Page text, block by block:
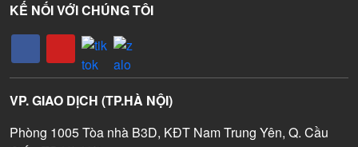
KẾ NỐI VỚI CHÚNG TÔI
VP. GIAO DỊCH (TP.HÀ NỘI)
Phòng 1005 Tòa nhà B3D, KĐT Nam Trung Yên, Q. Cầu